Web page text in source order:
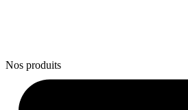
Nos produits